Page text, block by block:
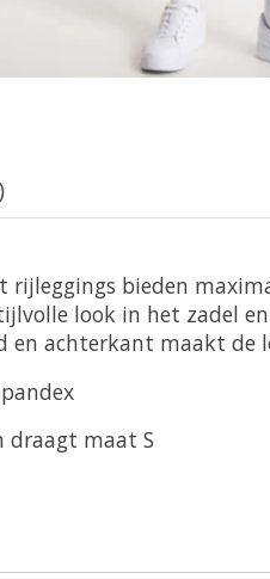
rijleggings bieden
look in het zadel
en achterkant maakt de
draagt ​​maat S